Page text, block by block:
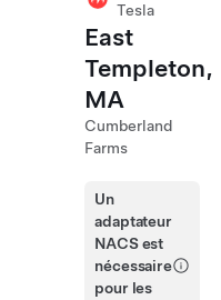
Tesla
East
Templeton,
MA
Cumberland
Farms
Un
adaptateur
NACS est
nécessaire
pour les